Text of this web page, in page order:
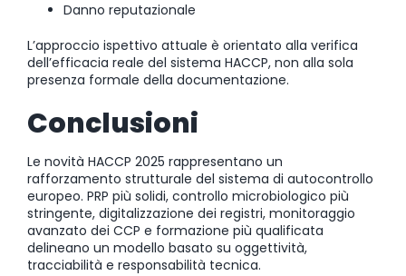
Danno reputazionale
L’approccio ispettivo attuale è orientato alla verifica
dell’efficacia reale del sistema HACCP, non alla sola
presenza formale della documentazione.
Conclusioni
Le novità HACCP 2025 rappresentano un
rafforzamento strutturale del sistema di autocontrollo
europeo. PRP più solidi, controllo microbiologico più
stringente, digitalizzazione dei registri, monitoraggio
avanzato dei CCP e formazione più qualificata
delineano un modello basato su oggettività,
tracciabilità e responsabilità tecnica.